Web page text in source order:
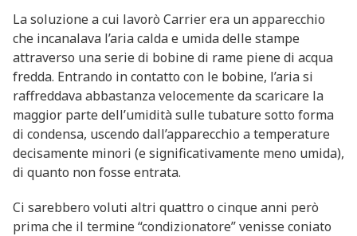
La soluzione a cui lavorò Carrier era un apparecchio
che incanalava l’aria calda e umida delle stampe
attraverso una serie di bobine di rame piene di acqua
fredda. Entrando in contatto con le bobine, l’aria si
raffreddava abbastanza velocemente da scaricare la
maggior parte dell’umidità sulle tubature sotto forma
di condensa, uscendo dall’apparecchio a temperature
decisamente minori (e significativamente meno umida),
di quanto non fosse entrata.
Ci sarebbero voluti altri quattro o cinque anni però
prima che il termine “condizionatore” venisse coniato